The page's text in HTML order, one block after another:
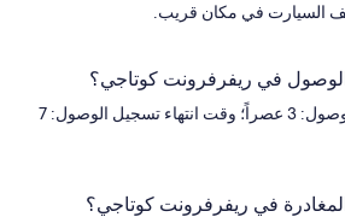
السيارت في مكان قريب.
في ريفرفرونت كوتاجي؟
وقت بدء تسجيل الوصول: 3 عصراً؛ وقت انتهاء تسجيل الوصول: 7
في ريفرفرونت كوتاجي؟